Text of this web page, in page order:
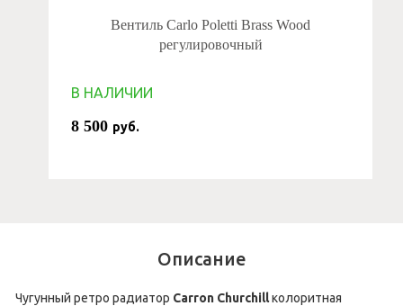
Вентиль Carlo Poletti Brass Wood
регулировочный
В НАЛИЧИИ
8 500 руб.
Описание
Чугунный ретро радиатор Carron Churchillколоритная